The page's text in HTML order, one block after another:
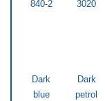
840-2
3020
Dark
blue
Dark
petrol